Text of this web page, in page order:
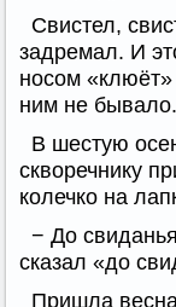
Свистел,
задремал. И
носом «клюёт»
ним не бывало.
В шестую
скворечнику
колечко на
− До
сказал «до
Пришла